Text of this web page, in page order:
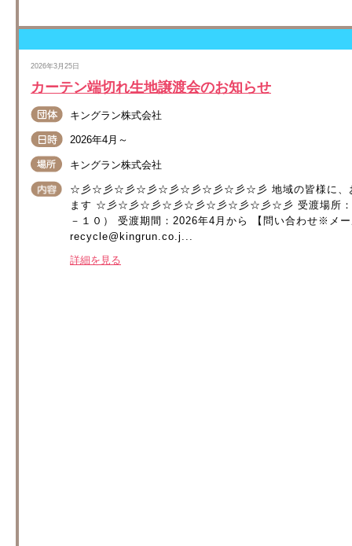
2026年3月25日
カーテン端切れ生地譲渡会のお知らせ
キングラン株式会社
2026年4月～
キングラン株式会社
☆彡☆彡☆彡☆彡☆彡☆彡☆彡☆彡☆彡 地域の皆様に、お
ます ☆彡☆彡☆彡☆彡☆彡☆彡☆彡☆彡☆彡 受渡場所：キ
－１０） 受渡期間：2026年4月から 【問い合わせ※メ
recycle@kingrun.co.j...
詳細を見る